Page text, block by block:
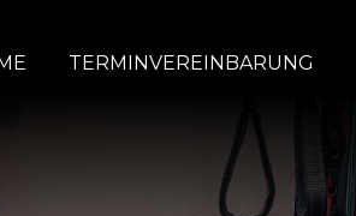
TERMINVEREINBARUNG